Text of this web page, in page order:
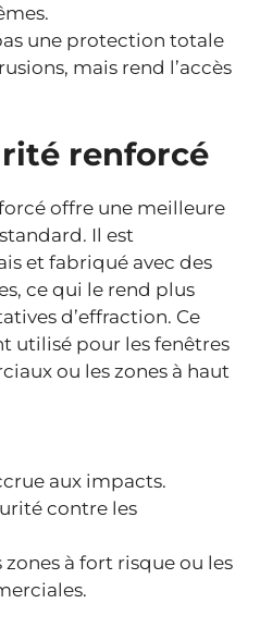
une protection totale
mais rend l’accès
renforcé
offre une meilleure
Il est
et fabriqué avec des
ce qui le rend plus
d’effraction. Ce
utilisé pour les fenêtres
ou les zones à haut
aux impacts.
contre les
zones à fort risque ou les